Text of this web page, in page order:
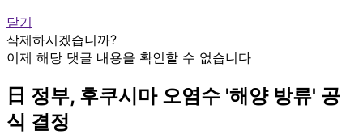
닫기
삭제하시겠습니까?
이제 해당 댓글 내용을 확인할 수 없습니다
日 정부, 후쿠시마 오염수 '해양 방류' 공
식 결정